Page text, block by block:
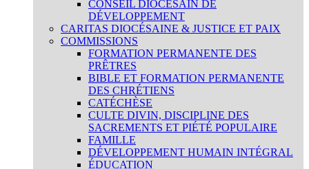
CONSEIL DIOCÉSAIN DE
DÉVELOPPEMENT
CARITAS DIOCÉSAINE & JUSTICE ET PAIX
COMMISSIONS
FORMATION PERMANENTE DES
PRÊTRES
BIBLE ET FORMATION PERMANENTE
DES CHRÉTIENS
CATÉCHÈSE
CULTE DIVIN, DISCIPLINE DES
SACREMENTS ET PIÉTÉ POPULAIRE
FAMILLE
DÉVELOPPEMENT HUMAIN INTÉGRAL
ÉDUCATION